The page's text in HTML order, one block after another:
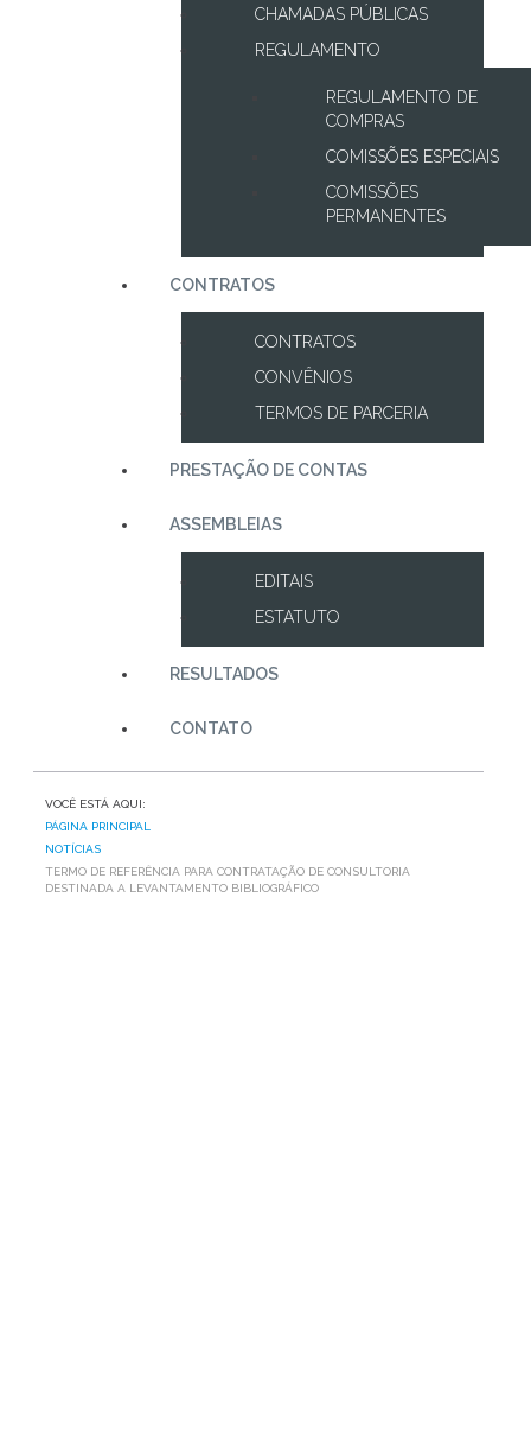
CHAMADAS PÚBLICAS
REGULAMENTO
REGULAMENTO DE
COMPRAS
COMISSÕES ESPECIAIS
COMISSÕES
PERMANENTES
CONTRATOS
CONTRATOS
CONVÊNIOS
TERMOS DE PARCERIA
PRESTAÇÃO DE CONTAS
ASSEMBLEIAS
EDITAIS
ESTATUTO
RESULTADOS
CONTATO
VOCÊ ESTÁ AQUI:
PÁGINA PRINCIPAL
NOTÍCIAS
TERMO DE REFERÊNCIA PARA CONTRATAÇÃO DE CONSULTORIA
DESTINADA A LEVANTAMENTO BIBLIOGRÁFICO